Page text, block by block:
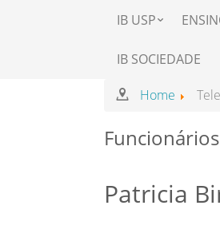
IB USP
IB SOCIEDADE
Home
Funcionários
Patricia